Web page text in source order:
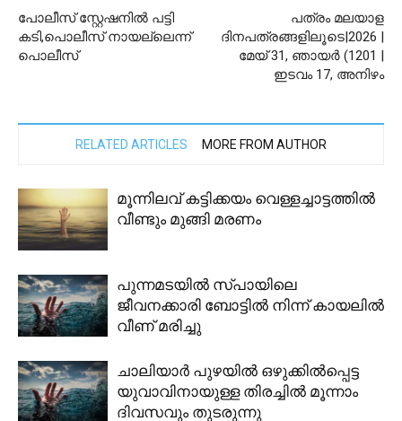
പോലീസ് സ്റ്റേഷനിൽ പട്ടി
കടി,പൊലീസ് നായല്ലെന്ന്
പൊലീസ്
പത്രം മലയാള
ദിനപത്രങ്ങളിലൂടെ|2026 |
മേയ് 31, ഞായര്‍ (1201 |
ഇടവം 17, അനിഴം
RELATED ARTICLES MORE FROM AUTHOR
മൂന്നിലവ് കട്ടിക്കയം വെള്ളച്ചാട്ടത്തിൽ
വീണ്ടും മുങ്ങി മരണം
പുന്നമടയിൽ സ്പായിലെ
ജീവനക്കാരി ബോട്ടിൽ നിന്ന് കായലിൽ
വീണ് മരിച്ചു
ചാലിയാർ പുഴയിൽ ഒഴുക്കിൽപ്പെട്ട
യുവാവിനായുള്ള തിരച്ചിൽ മൂന്നാം
ദിവസവും തുടരുന്നു